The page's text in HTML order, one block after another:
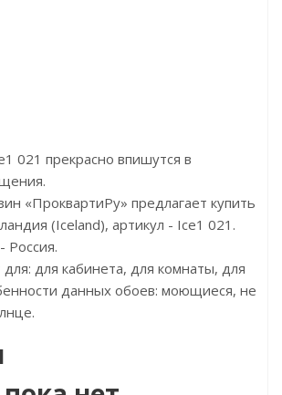
021 прекрасно впишутся в
«ПроквартиРу» предлагает купить
(Iceland), артикул - Ice1 021.
Россия.
для кабинета, для комнаты, для
данных обоев: моющиеся, не